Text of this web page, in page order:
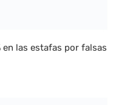
en las estafas por falsas